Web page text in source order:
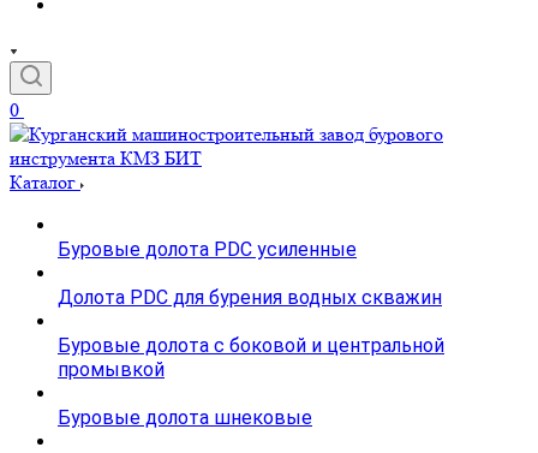
0
Каталог
Буровые долота PDC усиленные
Долота PDC для бурения водных скважин
Буровые долота с бoковой и центральной
промывкой
Буровые долота шнековые